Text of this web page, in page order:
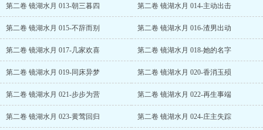
第二卷 镜湖水月 013-朝三暮四 第二卷 镜湖水月 014-主动出击
第二卷 镜湖水月 015-不辞而别 第二卷 镜湖水月 016-渣男出动
第二卷 镜湖水月 017-几家欢喜 第二卷 镜湖水月 018-她的名字
第二卷 镜湖水月 019-同床异梦 第二卷 镜湖水月 020-香消玉殒
第二卷 镜湖水月 021-步步为营 第二卷 镜湖水月 022-再生事端
第二卷 镜湖水月 023-黄莺回归 第二卷 镜湖水月 024-庄主失踪